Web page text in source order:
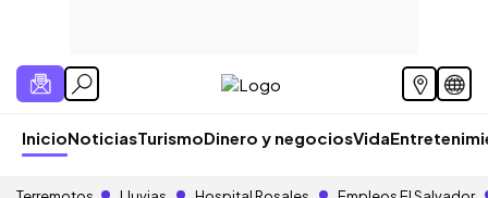
InicioNoticiasTurismoDinero y negociosVida